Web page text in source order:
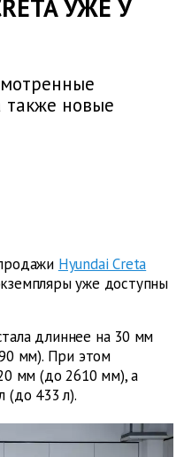
УЖЕ У
также новые
Hyundai Creta
уже доступны
длиннее на 30 мм
мм). При этом
мм (до 2610 мм), а
(до 433 л).